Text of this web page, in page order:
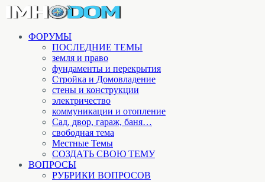
ФОРУМЫ
ПОСЛЕДНИЕ ТЕМЫ
земля и право
фундаменты и перекрытия
Стройка и Домовладение
стены и конструкции
электричество
коммуникации и отопление
Cад, двор, гараж, баня…
свободная тема
Местные Темы
СОЗДАТЬ СВОЮ ТЕМУ
ВОПРОСЫ
РУБРИКИ ВОПРОСОВ